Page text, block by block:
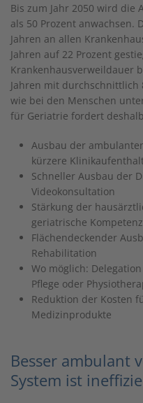
Bis zum Jahr 2050 wird die
als 50 Prozent anwachsen.
Jahren an allen
Jahren auf 22 Prozent
Krankenhausverweildauer
Jahren mit durchschnittlich
wie bei den Menschen
für Geriatrie fordert
Ausbau der
kürzere
Schneller Ausbau der
Videokonsultation
Stärkung der
geriatrische
Flächendeckender
Rehabilitation
Wo möglich:
Pflege oder
Reduktion der Kosten
Medizinprodukte
Besser ambulant
System ist